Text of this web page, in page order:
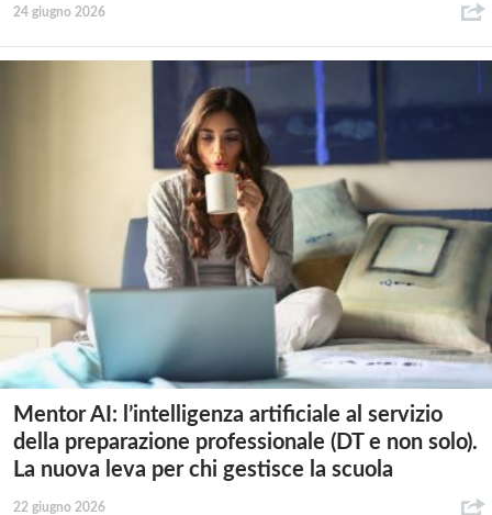
24 giugno 2026
Mentor AI: l’intelligenza artificiale al servizio
della preparazione professionale (DT e non solo).
La nuova leva per chi gestisce la scuola
22 giugno 2026